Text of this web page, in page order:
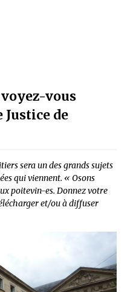
vous
de
sera un des grands sujets
qui viennent. « Osons
poitevin-es. Donnez votre
et/ou à diffuser